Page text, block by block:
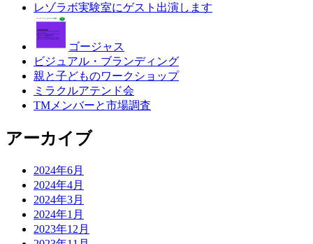
レゾラボ実験室にゲスト出演します
ゴージャス
ビジュアル・ブランディング
親と子どものワークショップ
ミラクルアテンド会
TMメンバーと市場調査
アーカイブ
2024年6月
2024年4月
2024年3月
2024年1月
2023年12月